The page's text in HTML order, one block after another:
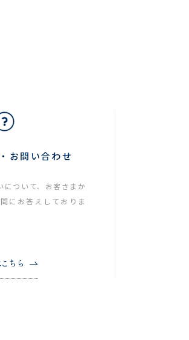
お問い合わせ
について、お客さまか
にお答えしておりま
ちら